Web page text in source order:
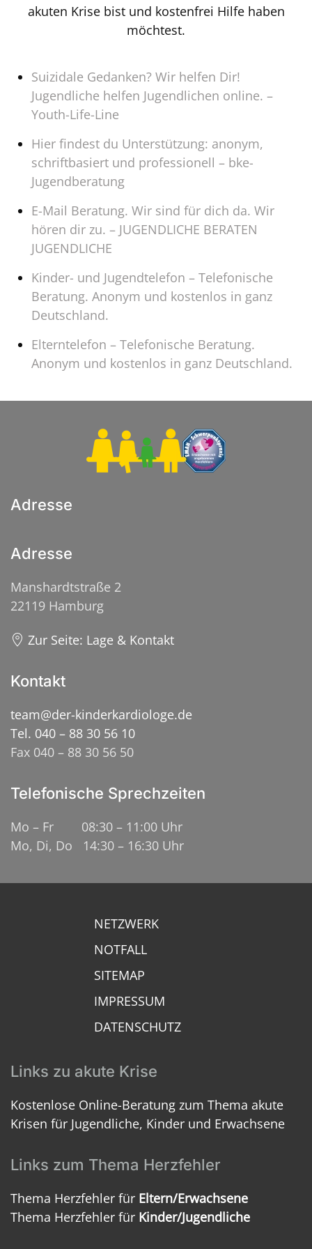
akuten Krise bist und kostenfrei Hilfe haben
möchtest.
Suizidale Gedanken? Wir helfen Dir!
Jugendliche helfen Jugendlichen online. –
Youth-Life-Line
Hier findest du Unterstützung: anonym,
schriftbasiert und professionell – bke-
Jugendberatung
E-Mail Beratung. Wir sind für dich da. Wir
hören dir zu. – JUGENDLICHE BERATEN
JUGENDLICHE
Kinder- und Jugendtelefon – Telefonische
Beratung. Anonym und kostenlos in ganz
Deutschland.
Elterntelefon – Telefonische Beratung.
Anonym und kostenlos in ganz Deutschland.
Adresse
Adresse
Manshardtstraße 2
22119 Hamburg
Zur Seite: Lage & Kontakt
Kontakt
team@der-kinderkardiologe.de
Tel. 040 – 88 30 56 10
Fax 040 – 88 30 56 50
Telefonische Sprechzeiten
Mo – Fr 08:30 – 11:00 Uhr
Mo, Di, Do 14:30 – 16:30 Uhr
NETZWERK
NOTFALL
SITEMAP
IMPRESSUM
DATENSCHUTZ
Links zu akute Krise
Kostenlose Online-Beratung zum Thema akute
Krisen für Jugendliche, Kinder und Erwachsene
Links zum Thema Herzfehler
Thema Herzfehler für Eltern/Erwachsene
Thema Herzfehler für Kinder/Jugendliche